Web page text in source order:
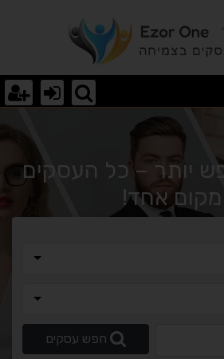
יותר – כל העסקים
אחד!
חפש עסקים